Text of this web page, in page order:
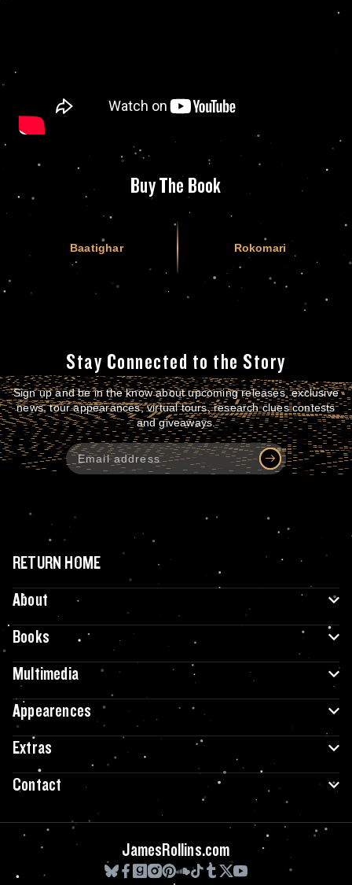
Buy The Book
Baatighar Rokomari
Stay Connected to the Story
Sign up and be in the know about upcoming releases, exclusive
news, tour appearances, virtual tours, research clues contests
and giveaways.
RETURN HOME
About
Books
Multimedia
Appearences
Extras
Contact
JamesRollins.com